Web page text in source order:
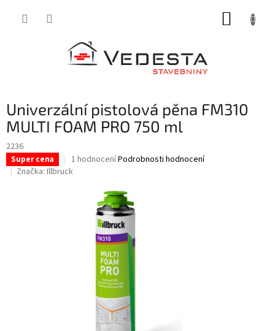
Univerzální pistolová pěna FM310
MULTI FOAM PRO 750 ml
2236
Super cena
Průměrné
hodnocení
hvězdiček.
1 hodnoceníPodrobnosti hodnocení
Značka: Illbruck